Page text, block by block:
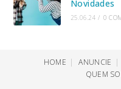
Novidades
25.06.24 / 0
HOME ANUNCIE
QUEM